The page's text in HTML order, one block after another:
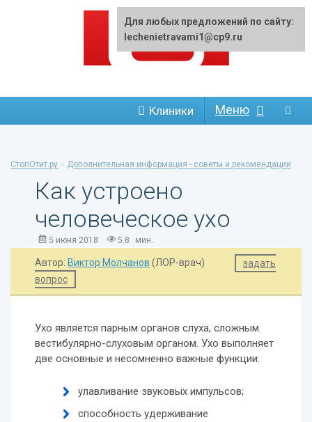
Меню
Клиники
СтопОтит.ру » Дополнительная информация - советы и рекомендации
Как устроено
человеческое ухо
5 июня 2018 5.8 мин.
Автор: Виктор Молчанов (ЛОР-врач)
задать
вопрос
Ухо является парным органов слуха, сложным
вестибулярно-слуховым органом. Ухо выполняет
две основные и несомненно важные функции:
улавливание звуковых импульсов;
способность удерживание
Для любых предложений по сайту:
lechenietravami1@cp9.ru